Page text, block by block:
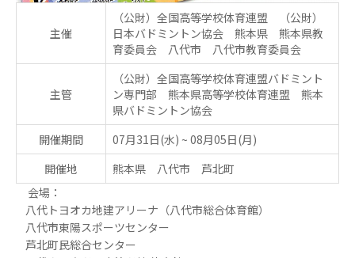
主催
（公財）全国高等学校体育連盟 （公財）
日本バドミントン協会 熊本県 熊本県教
育委員会 八代市 八代市教育委員会
主管
（公財）全国高等学校体育連盟バドミント
ン専門部 熊本県高等学校体育連盟 熊本
県バドミントン協会
開催期間
07月31日(水) ~ 08月05日(月)
開催地
熊本県 八代市 芦北町
会場：
八代トヨオカ地建アリーナ（八代市総合体育館）
八代市東陽スポーツセンター
芦北町民総合センター